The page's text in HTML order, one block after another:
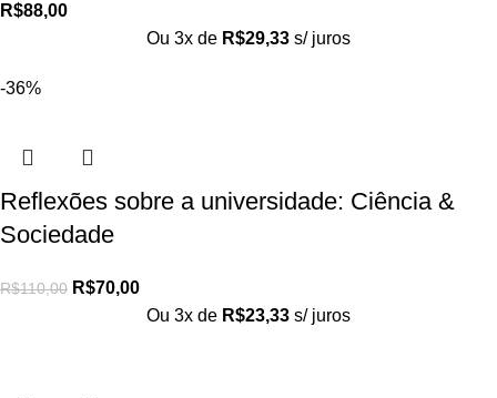
R$88,00
Ou 3x de R$29,33 s/ juros
-36%
Reflexões sobre a universidade: Ciência &
Sociedade
R$110,00 R$70,00
Ou 3x de R$23,33 s/ juros